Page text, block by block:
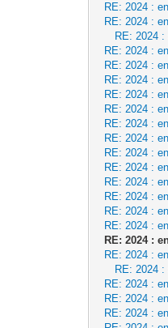
RE: 2024 :
RE: 2024 :
RE: 2024
RE: 2024 :
RE: 2024 :
RE: 2024 :
RE: 2024 :
RE: 2024 :
RE: 2024 :
RE: 2024 :
RE: 2024 :
RE: 2024 :
RE: 2024 :
RE: 2024 :
RE: 2024 :
RE: 2024 :
RE: 2024 :
RE: 2024 :
RE: 2024
RE: 2024 :
RE: 2024 :
RE: 2024 :